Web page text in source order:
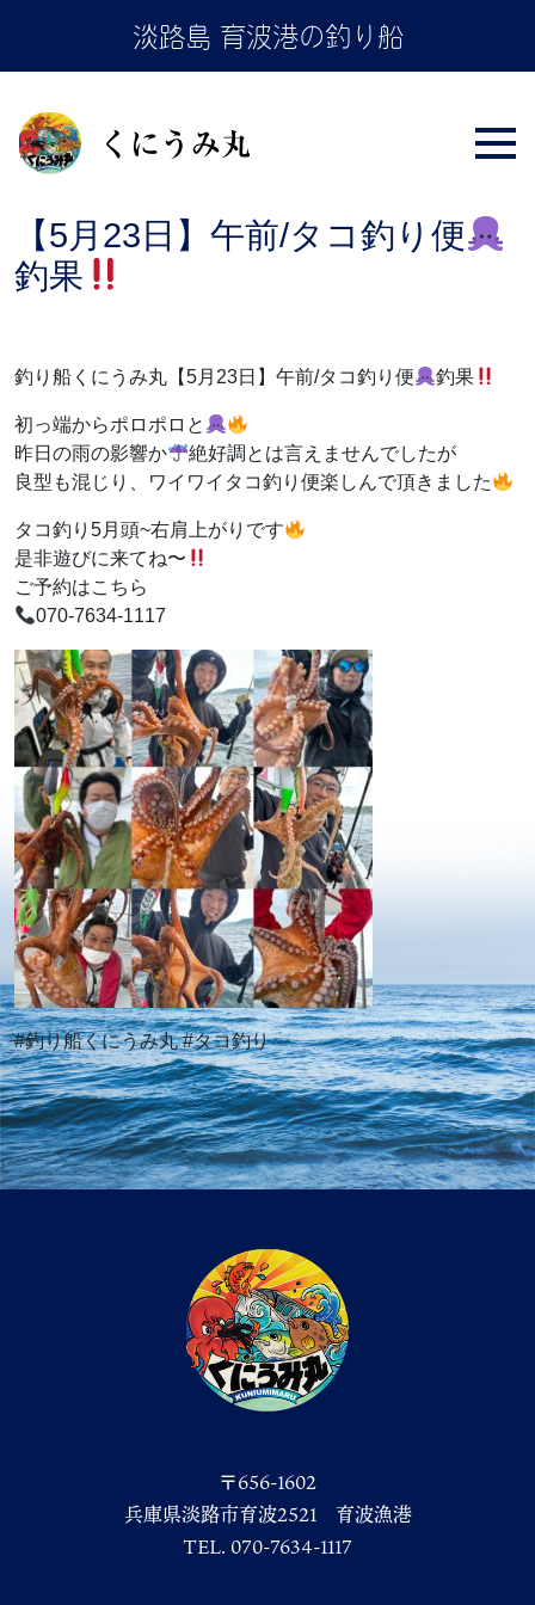
the
淡路島 育波港の釣り船
【5月23日】午前/タコ釣り便
釣果
釣り船くにうみ丸【5月23日】午前/タコ釣り便 釣果
初っ端からポロポロと
昨日の雨の影響か
絶好調とは言えませんでしたが
良型も混じり、ワイワイタコ釣り便楽しんで頂きました
タコ釣り5月頭~右肩上がりです
是非遊びに来てね〜
ご予約はこちら
070-7634-1117
#釣り船くにうみ丸 #タコ釣り
〒656-1602
兵庫県淡路市育波2521 育波漁港
TEL. 070-7634-1117